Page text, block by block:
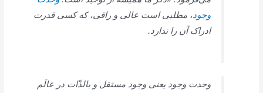
وجود، مطلبی است عالی و راقی، که کسی قدرت
ادراک آن را ندارد.
وحدت وجود یعنی وجود مستقل و بالذّات در عالَم